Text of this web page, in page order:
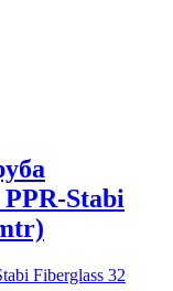
Stabi
Fiberglass 32